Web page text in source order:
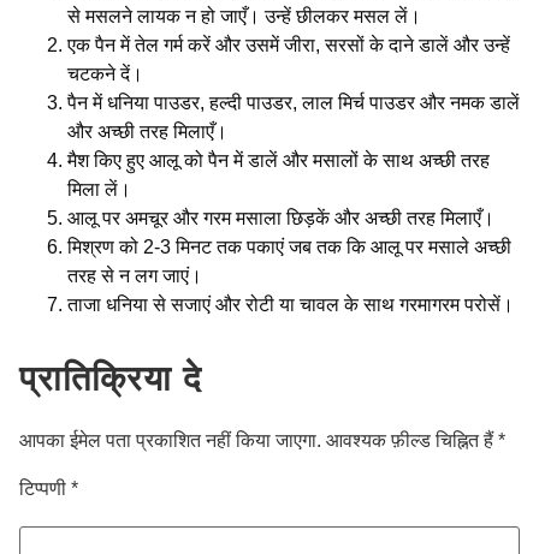
से मसलने लायक न हो जाएँ। उन्हें छीलकर मसल लें।
एक पैन में तेल गर्म करें और उसमें जीरा, सरसों के दाने डालें और उन्हें
चटकने दें।
पैन में धनिया पाउडर, हल्दी पाउडर, लाल मिर्च पाउडर और नमक डालें
और अच्छी तरह मिलाएँ।
मैश किए हुए आलू को पैन में डालें और मसालों के साथ अच्छी तरह
मिला लें।
आलू पर अमचूर और गरम मसाला छिड़कें और अच्छी तरह मिलाएँ।
मिश्रण को 2-3 मिनट तक पकाएं जब तक कि आलू पर मसाले अच्छी
तरह से न लग जाएं।
ताजा धनिया से सजाएं और रोटी या चावल के साथ गरमागरम परोसें।
प्रातिक्रिया दे
आपका ईमेल पता प्रकाशित नहीं किया जाएगा. आवश्यक फ़ील्ड चिह्नित हैं *
टिप्पणी *